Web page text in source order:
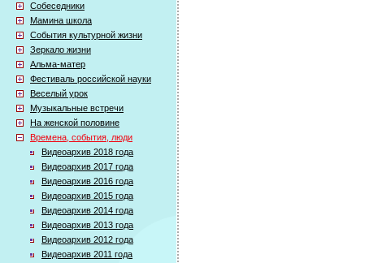
Собеседники
Мамина школа
События культурной жизни
Зеркало жизни
Альма-матер
Фестиваль российской науки
Веселый урок
Музыкальные встречи
На женской половине
Времена, события, люди
Видеоархив 2018 года
Видеоархив 2017 года
Видеоархив 2016 года
Видеоархив 2015 года
Видеоархив 2014 года
Видеоархив 2013 года
Видеоархив 2012 года
Видеоархив 2011 года